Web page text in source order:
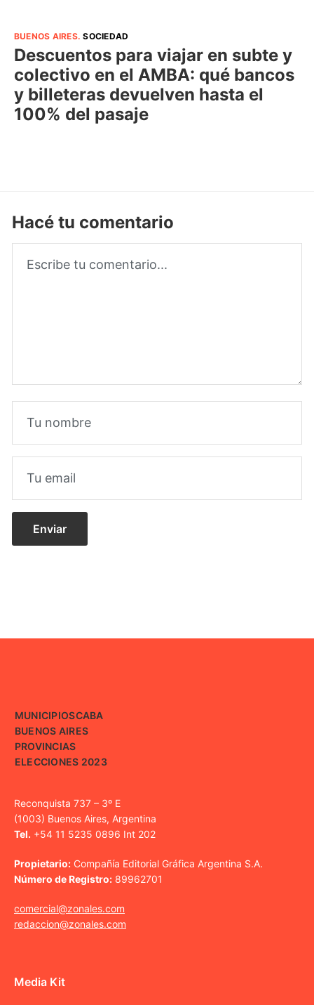
BUENOS AIRES.SOCIEDAD
Descuentos para viajar en subte y
colectivo en el AMBA: qué bancos
y billeteras devuelven hasta el
100% del pasaje
Hacé tu comentario
MUNICIPIOSCABA
BUENOS AIRES
PROVINCIAS
ELECCIONES 2023
Reconquista 737 – 3º E
(1003) Buenos Aires, Argentina
Tel. +54 11 5235 0896 Int 202
Propietario: Compañía Editorial Gráfica Argentina S.A.
Número de Registro: 89962701
comercial@zonales.com
redaccion@zonales.com
Media Kit